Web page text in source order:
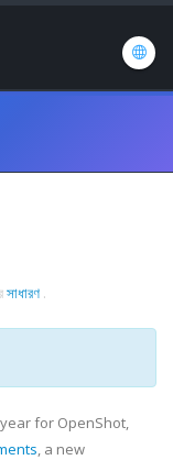
সাধারণ .
for OpenShot,
, a new